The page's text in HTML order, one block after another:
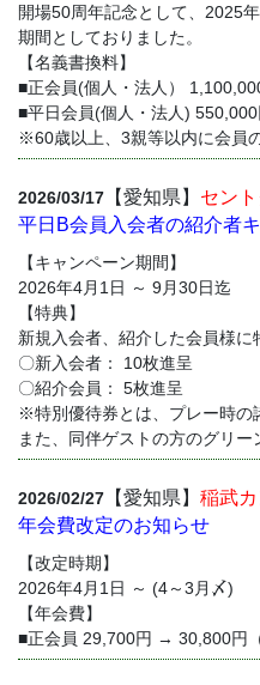
開場50周年記念として、2025
期間としておりました。
【名義書換料】
■正会員(個人・法人）
■平日会員(個人・法人)
※60歳以上、3親等以内に会員
2026/03/17 【愛知県】 セン
平日B会員入会者の紹介者
【キャンペーン期間】
2026年4月1日 ～ 9月30日迄
【特典】
新規入会者、紹介した会員様に
〇新入会者： 10枚進呈
〇紹介会員： 5枚進呈
※特別優待券とは、プレー時の
また、同伴ゲストの方のグリー
2026/02/27 【愛知県】 稲武
年会費改定のお知らせ
【改定時期】
2026年4月1日 ～ (4～3月〆)
【年会費】
■正会員 29,700円 → 30,800円（